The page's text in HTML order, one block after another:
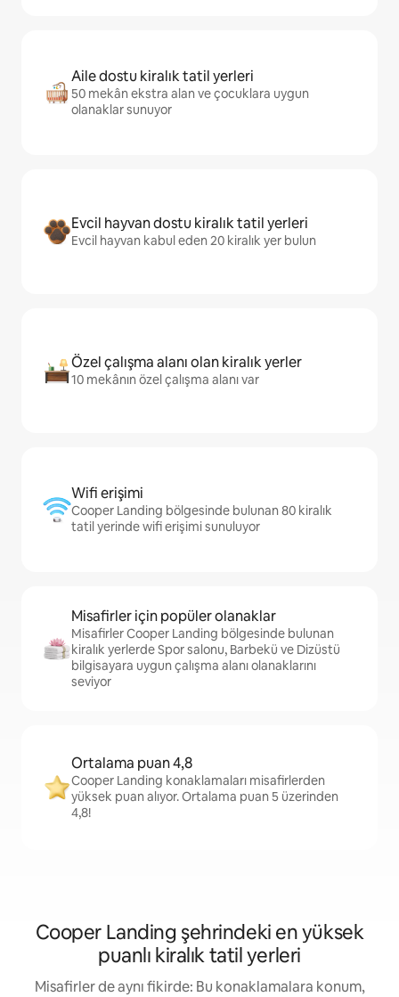
Aile dostu kiralık tatil yerleri
50 mekân ekstra alan ve çocuklara uygun
olanaklar sunuyor
Evcil hayvan dostu kiralık tatil yerleri
Evcil hayvan kabul eden 20 kiralık yer bulun
Özel çalışma alanı olan kiralık yerler
10 mekânın özel çalışma alanı var
Wifi erişimi
Cooper Landing bölgesinde bulunan 80 kiralık
tatil yerinde wifi erişimi sunuluyor
Misafirler için popüler olanaklar
Misafirler Cooper Landing bölgesinde bulunan
kiralık yerlerde Spor salonu, Barbekü ve Dizüstü
bilgisayara uygun çalışma alanı olanaklarını
seviyor
Ortalama puan 4,8
Cooper Landing konaklamaları misafirlerden
yüksek puan alıyor. Ortalama puan 5 üzerinden
4,8!
Cooper Landing şehrindeki en yüksek
puanlı kiralık tatil yerleri
Misafirler de aynı fikirde: Bu konaklamalara konum,